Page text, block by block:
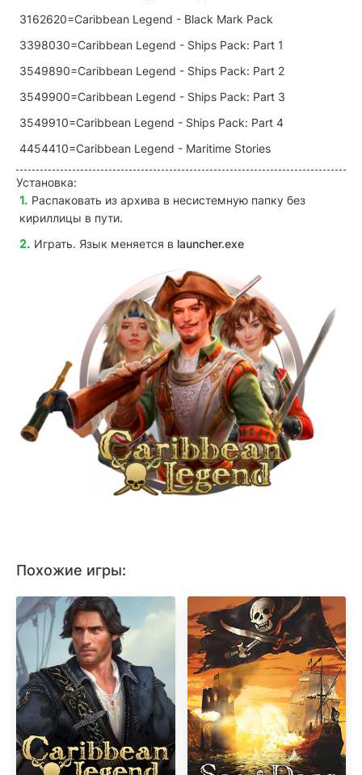
3162620=Caribbean Legend - Black Mark Pack
3398030=Caribbean Legend - Ships Pack: Part 1
3549890=Caribbean Legend - Ships Pack: Part 2
3549900=Caribbean Legend - Ships Pack: Part 3
3549910=Caribbean Legend - Ships Pack: Part 4
4454410=Caribbean Legend - Maritime Stories
Установка:
Распаковать из архива в несистемную папку без
кириллицы в пути.
Играть. Язык меняется в launcher.exe
Похожие игры: